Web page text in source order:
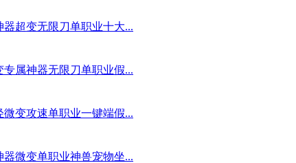
超变无限刀单职业十大...
属神器无限刀单职业假...
变攻速单职业一键端假...
微变单职业神兽宠物坐...